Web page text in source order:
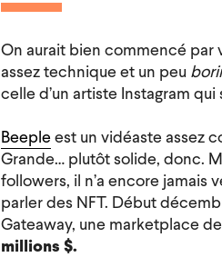
On aurait bien commencé par
assez technique et un peu
celle d’un artiste Instagram qui
Beepleest un vidéaste assez
Grande… plutôt solide, donc.
followers, il n’a encore jamais
parler des NFT. Début
Gateaway, une marketplace
millions $.